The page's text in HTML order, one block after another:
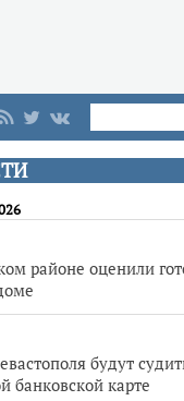
районе оценили
будут
банковской карте